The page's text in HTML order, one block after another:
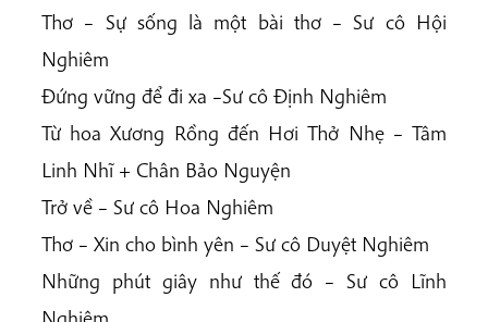
Thơ – Sự sống là một bài thơ – Sư cô Hội
Nghiêm
Đứng vững để đi xa –Sư cô Định Nghiêm
Từ hoa Xương Rồng đến Hơi Thở Nhẹ – Tâm
Linh Nhĩ + Chân Bảo Nguyện
Trở về – Sư cô Hoa Nghiêm
Thơ – Xin cho bình yên – Sư cô Duyệt Nghiêm
Những phút giây như thế đó – Sư cô Lĩnh